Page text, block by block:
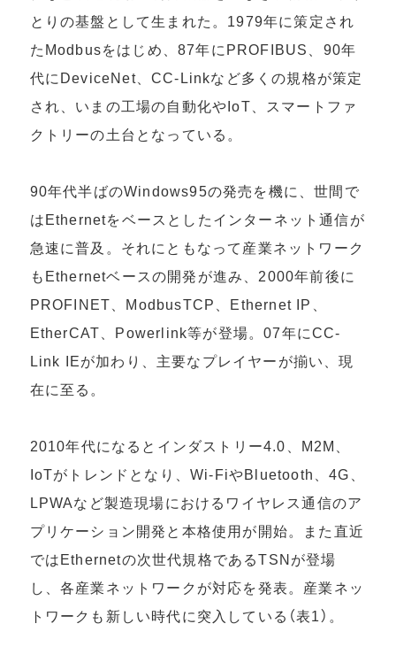
とりの基盤として生まれた。1979年に策定され
たModbusをはじめ、87年にPROFIBUS、90年
代にDeviceNet、CC-Linkなど多くの規格が策定
され、いまの工場の自動化やIoT、スマートファ
クトリーの土台となっている。
90年代半ばのWindows95の発売を機に、世間で
はEthernetをベースとしたインターネット通信が
急速に普及。それにともなって産業ネットワーク
もEthernetベースの開発が進み、2000年前後に
PROFINET、ModbusTCP、Ethernet IP、
EtherCAT、Powerlink等が登場。07年にCC-
Link IEが加わり、主要なプレイヤーが揃い、現
在に至る。
2010年代になるとインダストリー4.0、M2M、
IoTがトレンドとなり、Wi-FiやBluetooth、4G、
LPWAなど製造現場におけるワイヤレス通信のア
プリケーション開発と本格使用が開始。また直近
ではEthernetの次世代規格であるTSNが登場
し、各産業ネットワークが対応を発表。産業ネッ
トワークも新しい時代に突入している（表1）。